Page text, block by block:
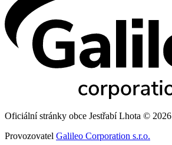
Oficiální stránky obce Jestřabí Lhota © 2026
Provozovatel Galileo Corporation s.r.o.